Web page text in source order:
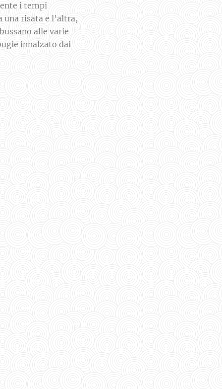
i tempi
una risata e l'altra,
alle varie
innalzato dai